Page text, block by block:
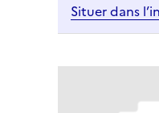
Situer dans